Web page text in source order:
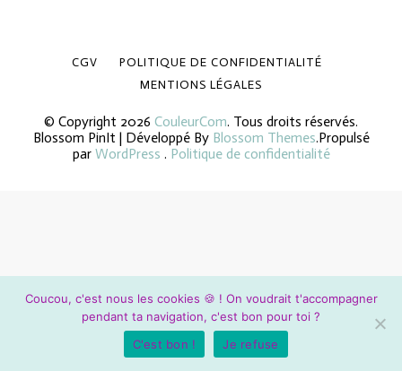
© Copyright 2026 CouleurCom. Tous droits réservés.
Blossom PinIt | Développé By Blossom Themes.Propulsé
par WordPress . Politique de confidentialité
CGV
POLITIQUE DE CONFIDENTIALITÉ
MENTIONS LÉGALES
Coucou, c'est nous les cookies 🍪 ! On voudrait t'accompagner
pendant ta navigation, c'est bon pour toi ?
C'est bon !
Je refuse